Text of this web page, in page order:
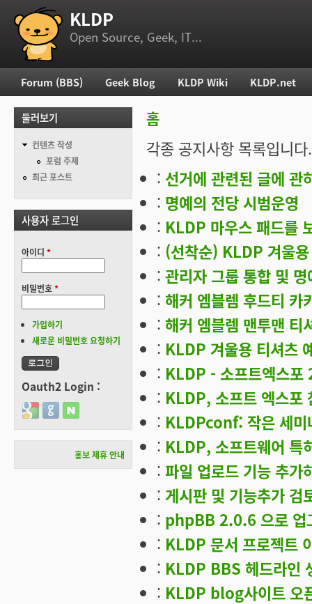
부 메뉴 KLDP
Open Source, Geek, IT...
현재 위치
홈
각종 공지사항 목록입니다.
: 선거에 관련된 글에 관
: 명예의 전당 시범운영
: KLDP 마우스 패드를
: (선착순) KLDP 겨울
: 관리자 그룹 통합 및
: 해커 엠블렘 후드티 카
: 해커 엠블렘 맨투맨
: KLDP 겨울용 티셔츠
: KLDP - 소프트엑스포
: KLDP, 소프트 엑스포
: KLDPconf: 작은 세미
: KLDP, 소프트웨어 특
: 파일 업로드 기능 추가
: 게시판 및 기능추가 검
: phpBB 2.0.6 으로 업
: KLDP 문서 프로젝트
: KLDP BBS 헤드라인
: KLDP blog사이트 오
주 메뉴
Forum (BBS) Geek Blog KLDP Wiki KLDP.net
둘러보기
컨텐츠 작성
포럼 주제
최근 포스트
사용자 로그인
아이디 *
비밀번호*
가입하기
새로운 비밀번호 요청하기
Oauth2 Login :
Login with Google
Login with GitHub
Login with Naver
홍보 제휴 안내